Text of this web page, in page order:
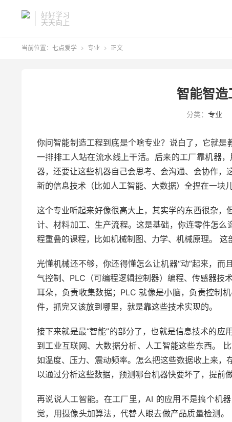
好好学习
天天向上
当前位置： 七点爱学  专业  正文
智能智造
分类： 专业
你问智能制造工程到底是个啥专业？说白了，它就是
一排排工人站在流水线上干活。后来的工厂靠机器
器，还要让这些机器自己会思考、会沟通、会协作
新的信息技术（比如人工智能、大数据）全捏在一块儿
这个专业听起来好像很高大上，其实学的东西很杂
计、材料加工、生产流程。这是基础，你连零件怎
程重叠的课程，比如机械制图、力学、机械原理。 这
光懂机械还不够，你还得懂怎么让机器“动”起来，
气控制、PLC（可编程逻辑控制器）编程、传感器技
耳朵，负责收集数据；PLC 就像是小脑，负责控制
件，抓完又该放到哪里，就是靠这些技术实现的。
接下来就是最“智能”的部分了，也就是信息技术的
到工业互联网、大数据分析、人工智能这些东西。
如温度、压力、震动频率。怎么把这些数据收上来
以通过分析这些数据，预测哪台机器快要坏了，提前
再说说人工智能。在工厂里，AI 的应用不是搞个机
觉，用摄像头加算法，代替人眼去做产品质量检测